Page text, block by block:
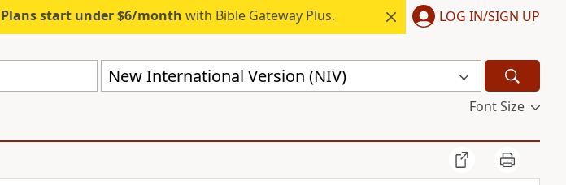
Plans start under $6/month with Bible Gateway Plus. LOG IN/SIGN UP
New International Version (NIV)
Font Size